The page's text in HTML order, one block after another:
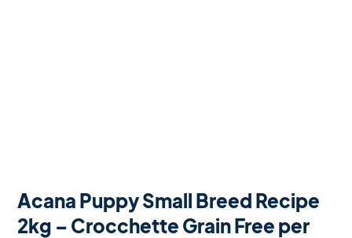
Acana Puppy Small Breed Recipe
2kg – Crocchette Grain Free per